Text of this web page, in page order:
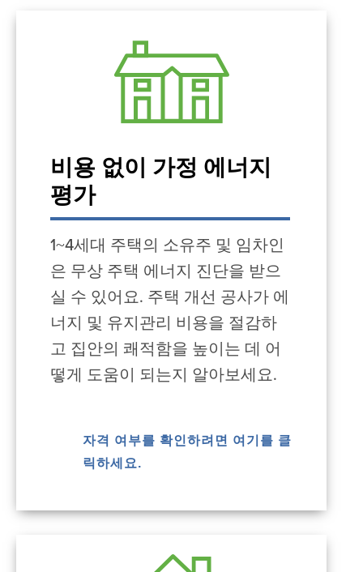
비용 없이 가정 에너지
평가
1~4세대 주택의 소유주 및 임차인
은 무상 주택 에너지 진단을 받으
실 수 있어요. 주택 개선 공사가 에
너지 및 유지관리 비용을 절감하
고 집안의 쾌적함을 높이는 데 어
떻게 도움이 되는지 알아보세요.
자격 여부를 확인하려면 여기를 클
릭하세요.